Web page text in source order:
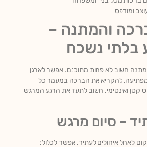
ומודפס
והמתנה –
בלתי נשכח
חשוב לא פחות מתוכנם. אפשר לארגן
להקריא את הברכה במעמד כל
קטן ואינטימי. חשוב לתעד את הרגע המרגש
– סיום מרגש
לאחל איחולים לעתיד. אפשר לכלול: